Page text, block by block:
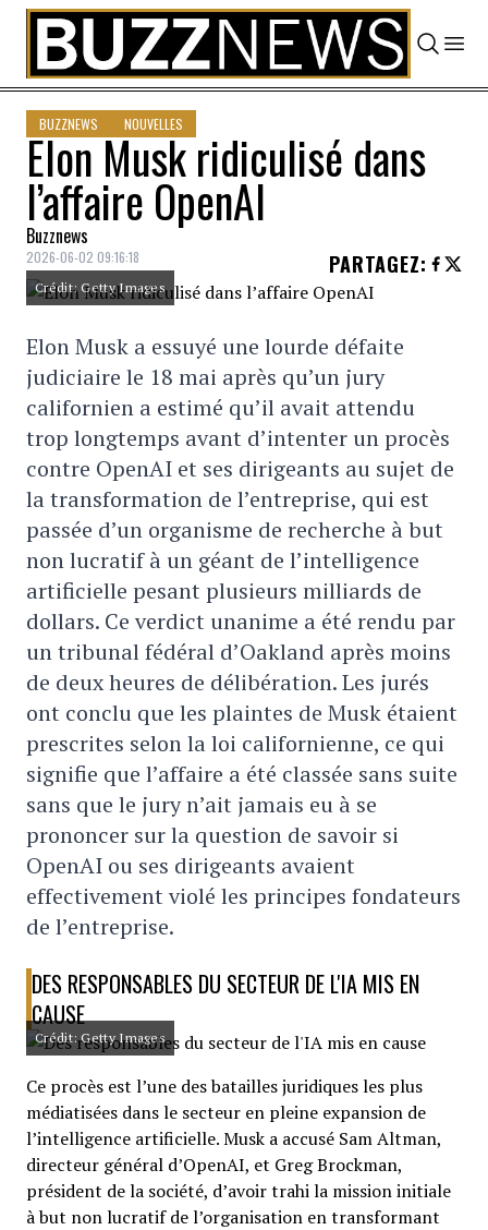
Skip to content
BUZZNEWS NOUVELLES
Elon Musk ridiculisé dans
l’affaire OpenAI
Buzznews
2026-06-02 09:16:18 PARTAGEZ:
Crédit: Getty Images
Elon Musk a essuyé une lourde défaite
judiciaire le 18 mai après qu’un jury
californien a estimé qu’il avait attendu
trop longtemps avant d’intenter un procès
contre OpenAI et ses dirigeants au sujet de
la transformation de l’entreprise, qui est
passée d’un organisme de recherche à but
non lucratif à un géant de l’intelligence
artificielle pesant plusieurs milliards de
dollars. Ce verdict unanime a été rendu par
un tribunal fédéral d’Oakland après moins
de deux heures de délibération. Les jurés
ont conclu que les plaintes de Musk étaient
prescrites selon la loi californienne, ce qui
signifie que l’affaire a été classée sans suite
sans que le jury n’ait jamais eu à se
prononcer sur la question de savoir si
OpenAI ou ses dirigeants avaient
effectivement violé les principes fondateurs
de l’entreprise.
DES RESPONSABLES DU SECTEUR DE L'IA MIS EN
CAUSE
Crédit: Getty Images
Ce procès est l’une des batailles juridiques les plus
médiatisées dans le secteur en pleine expansion de
l’intelligence artificielle. Musk a accusé Sam Altman,
directeur général d’OpenAI, et Greg Brockman,
président de la société, d’avoir trahi la mission initiale
à but non lucratif de l’organisation en transformant